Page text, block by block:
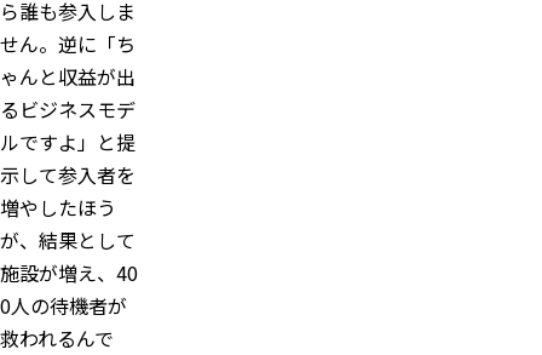
ら誰も参入しま
せん。逆に「ち
ゃんと収益が出
るビジネスモデ
ルですよ」と提
示して参入者を
増やしたほう
が、結果として
施設が増え、40
0人の待機者が
救われるんで